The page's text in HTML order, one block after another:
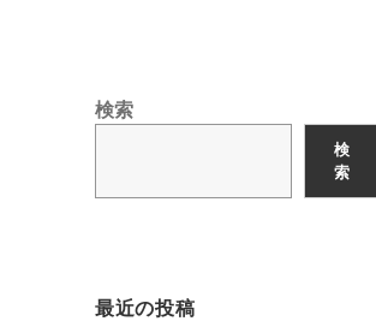
検索
検
索
最近の投稿